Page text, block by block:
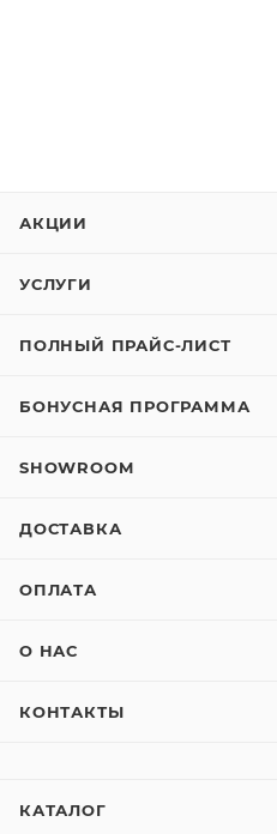
АКЦИИ
УСЛУГИ
ПОЛНЫЙ ПРАЙС-ЛИСТ
БОНУСНАЯ ПРОГРАММА
SHOWROOM
ДОСТАВКА
ОПЛАТА
О НАС
КОНТАКТЫ
КАТАЛОГ